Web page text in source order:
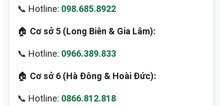
📞 Hotline: 098.685.8922
🏠 Cơ sở 5 (Long Biên & Gia Lâm):
📞 Hotline: 0966.389.833
🏠 Cơ sở 6 (Hà Đông & Hoài Đức):
📞 Hotline: 0866.812.818